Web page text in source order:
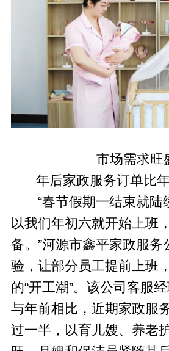
市场需求旺
年后家政服务订单比
“春节假期一结束就陆
以我们年初六就开始上班
备。”河源市鑫平家政服务
验，让部分员工提前上班
的“开工潮”。该公司客服
与年前相比，近期家政服
过一半，以育儿嫂、养老